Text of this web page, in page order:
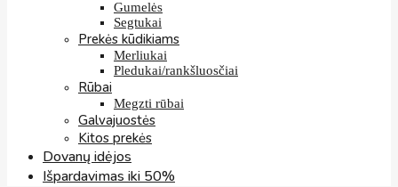
Gumelės
Segtukai
Prekės kūdikiams
Merliukai
Pledukai/rankšluosčiai
Rūbai
Megzti rūbai
Galvajuostės
Kitos prekės
Dovanų idėjos
Išpardavimas iki 50%